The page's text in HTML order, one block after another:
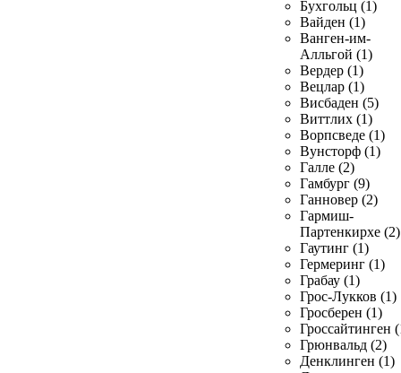
Бухгольц (1)
Вайден (1)
Ванген-им-
Алльгой (1)
Вердер (1)
Вецлар (1)
Висбаден (5)
Виттлих (1)
Ворпсведе (1)
Вунсторф (1)
Галле (2)
Гамбург (9)
Ганновер (2)
Гармиш-
Партенкирхе (2)
Гаутинг (1)
Гермеринг (1)
Грабау (1)
Грос-Лукков (1)
Гросберен (1)
Гроссайтинген
Грюнвальд (2)
Денклинген (1)